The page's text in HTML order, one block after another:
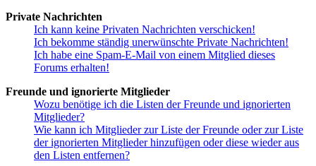
Private Nachrichten
Ich kann keine Privaten Nachrichten verschicken!
Ich bekomme ständig unerwünschte Private Nachrichten!
Ich habe eine Spam-E-Mail von einem Mitglied dieses
Forums erhalten!
Freunde und ignorierte Mitglieder
Wozu benötige ich die Listen der Freunde und ignorierten
Mitglieder?
Wie kann ich Mitglieder zur Liste der Freunde oder zur Liste
der ignorierten Mitglieder hinzufügen oder diese wieder aus
den Listen entfernen?